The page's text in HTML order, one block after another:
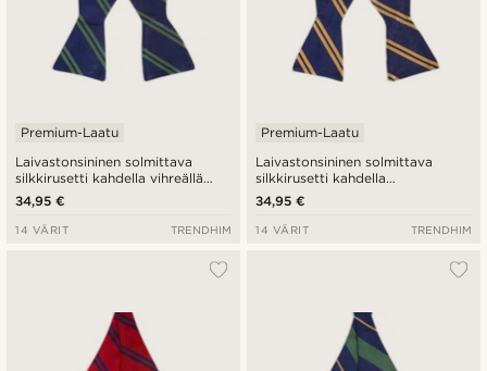
Laivastonsininen solmittava
silkkirusetti kahdella vihreällä
raidalla
Premium-Laatu
34,95 €
14 VÄRIT TRENDHIM
Laivastonsininen solmittava
silkkirusetti kahdella
kullanvärisellä raidalla
Premium-Laatu
34,95 €
14 VÄRIT TRENDHIM